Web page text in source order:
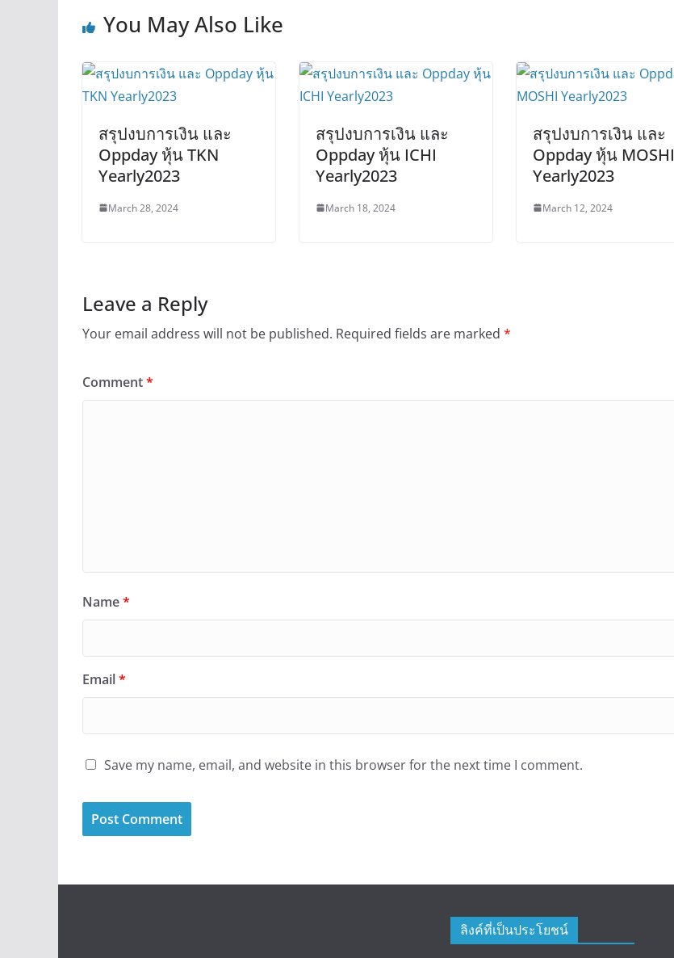
You May Also Like
สรุปงบการเงิน และ
Oppday หุ้น TKN
Yearly2023
March 28, 2024
สรุปงบการเงิน และ
Oppday หุ้น ICHI
Yearly2023
March 18, 2024
สรุปงบการเงิน และ
Oppday หุ้น MOSHI
Yearly2023
March 12, 2024
Leave a Reply
Your email address will not be published. Required fields are marked *
Comment*
Name*
Email*
Save my name, email, and website in this browser for the next time I comment.
ลิงค์ที่เป็นประโยชน์